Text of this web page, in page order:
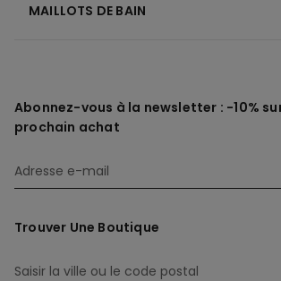
MAILLOTS DE BAIN
Abonnez-vous à la newsletter : -10%
prochain achat
Trouver Une Boutique